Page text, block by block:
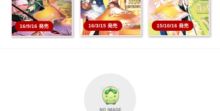
16/9/16 発売 16/3/15 発売 15/10/16 発売